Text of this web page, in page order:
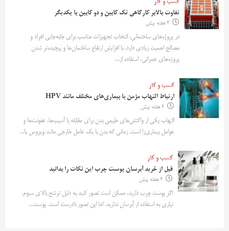
کسب و کار
تفاوت بالابر کارگاهی تک کابین و دو کابین با یکدیگر
2 هفته پیش
در پروژه‌های ساختمانی، انتخاب تجهیزات مناسب برای جابه‌جایی افراد و
مصالح اهمیت زیادی دارد. با افزایش ارتفاع ساختمان‌ها و پیچیده‌تر شدن
پروژه‌های عمرانی، استفاده از...
کسب و کار
ارتباط التهاب مزمن با بیماری‌های مختلف مانند HPV
2 هفته پیش
التهاب یکی از واکنش‌های طبیعی بدن برای مقابله با آسیب‌ها، عفونت‌ها و
عوامل بیماری‌زا است. زمانی که بدن با یک عامل خارجی مانند ویروس یا...
کسب و کار
قبل از خرید آبرسان پوست چرب این نکات را بدانید
2 هفته پیش
اگر پوست چرب دارید، ممکن است تصور کنید به دلیل ترشح بالای سبوم،
نیازی به استفاده از آبرسان ندارید. اما این تصور نادرست است. پوست...